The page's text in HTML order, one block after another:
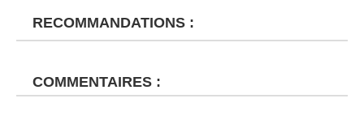
RECOMMANDATIONS :
COMMENTAIRES :